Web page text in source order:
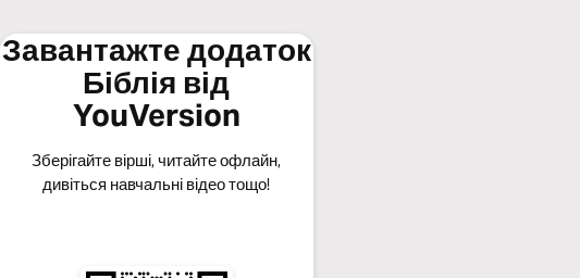
Завантажте додаток
Біблія від
YouVersion
Зберігайте вірші, читайте офлайн,
дивіться навчальні відео тощо!